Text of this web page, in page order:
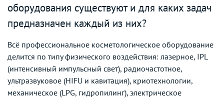
оборудования существуют и для каких задач
предназначен каждый из них?
Всё профессиональное косметологическое оборудование
делится по типу физического воздействия: лазерное, IPL
(интенсивный импульсный свет), радиочастотное,
ультразвуковое (HIFU и кавитация), криотехнологии,
механическое (LPG, гидропилинг), электрическое